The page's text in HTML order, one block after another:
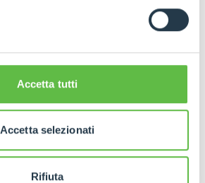
Accetta tutti
Accetta selezionati
Rifiuta